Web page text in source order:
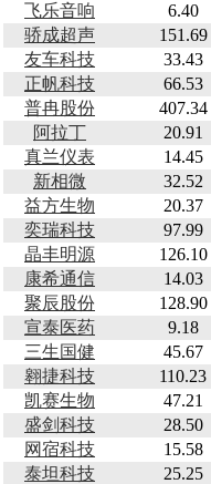
飞乐音响
6.40
骄成超声
151.69
友车科技
33.43
正帆科技
66.53
普冉股份
407.34
阿拉丁
20.91
真兰仪表
14.45
新相微
32.52
益方生物
20.37
奕瑞科技
97.99
晶丰明源
126.10
康希通信
14.03
聚辰股份
128.90
宣泰医药
9.18
三生国健
45.67
翱捷科技
110.23
凯赛生物
47.21
盛剑科技
28.50
网宿科技
15.58
泰坦科技
25.25